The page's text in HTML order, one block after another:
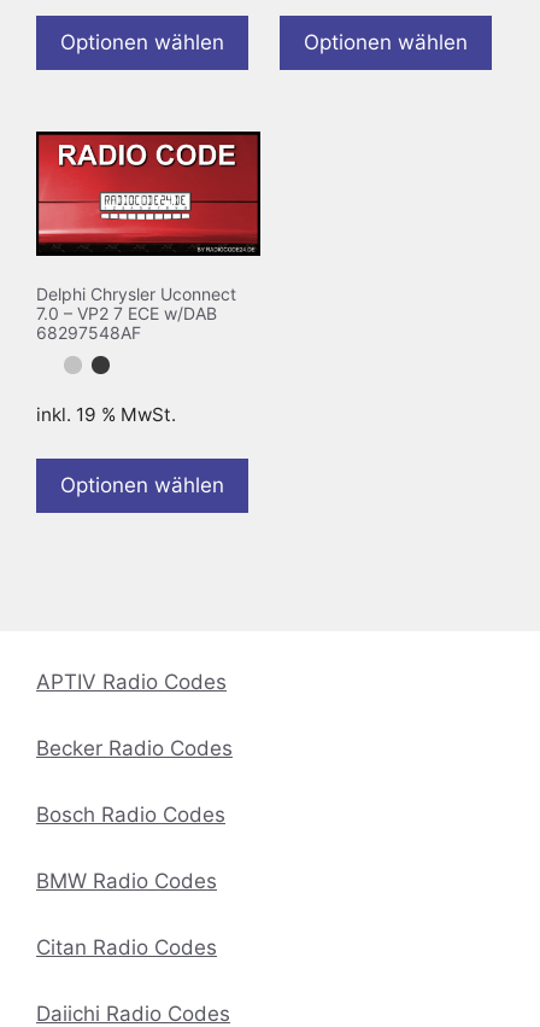
Optionen wählen Optionen wählen
Delphi Chrysler Uconnect
7.0 – VP2 7 ECE w/DAB
68297548AF
inkl. 19 % MwSt.
Optionen wählen
APTIV Radio Codes
Becker Radio Codes
Bosch Radio Codes
BMW Radio Codes
Citan Radio Codes
Daiichi Radio Codes